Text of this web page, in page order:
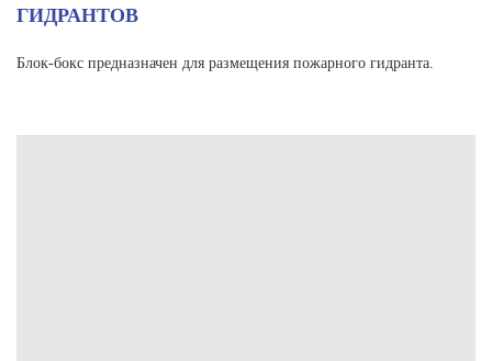
ГИДРАНТОВ
Блок-бокс предназначен для размещения пожарного гидранта.